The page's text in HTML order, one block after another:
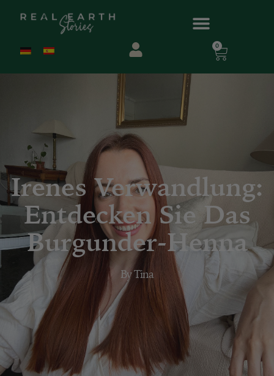
0
Irenes Verwandlung:
Entdecken Sie Das
Burgunder-Henna
ByTina